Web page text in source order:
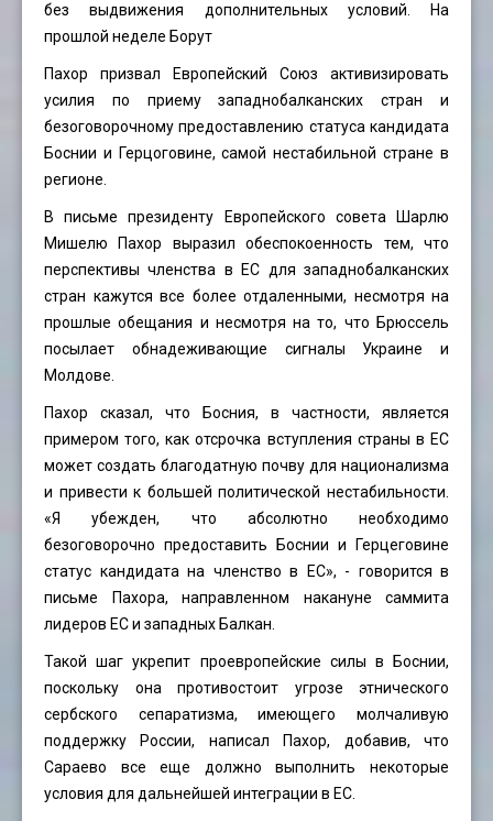
без выдвижения дополнительных условий. На
прошлой неделе Борут
Пахор призвал Европейский Союз активизировать
усилия по приему западнобалканских стран и
безоговорочному предоставлению статуса кандидата
Боснии и Герцоговине, самой нестабильной стране в
регионе.
В письме президенту Европейского совета Шарлю
Мишелю Пахор выразил обеспокоенность тем, что
перспективы членства в ЕС для западнобалканских
стран кажутся все более отдаленными, несмотря на
прошлые обещания и несмотря на то, что Брюссель
посылает обнадеживающие сигналы Украине и
Молдове.
Пахор сказал, что Босния, в частности, является
примером того, как отсрочка вступления страны в ЕС
может создать благодатную почву для национализма
и привести к большей политической нестабильности.
«Я убежден, что абсолютно необходимо
безоговорочно предоставить Боснии и Герцеговине
статус кандидата на членство в ЕС», - говорится в
письме Пахора, направленном накануне саммита
лидеров ЕС и западных Балкан.
Такой шаг укрепит проевропейские силы в Боснии,
поскольку она противостоит угрозе этнического
сербского сепаратизма, имеющего молчаливую
поддержку России, написал Пахор, добавив, что
Сараево все еще должно выполнить некоторые
условия для дальнейшей интеграции в ЕС.